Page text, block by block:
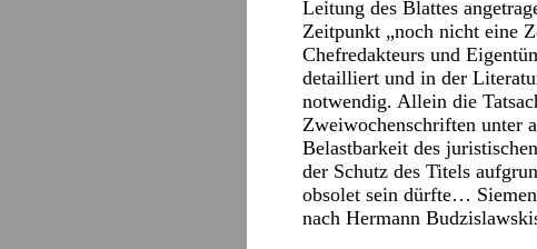
Leitung des Blattes
Zeitpunkt „noch nicht eine
Chefredakteurs und
detailliert und in der
notwendig. Allein die
Zweiwochenschriften unter
Belastbarkeit des
der Schutz des Titels
obsolet sein dürfte…
nach Hermann